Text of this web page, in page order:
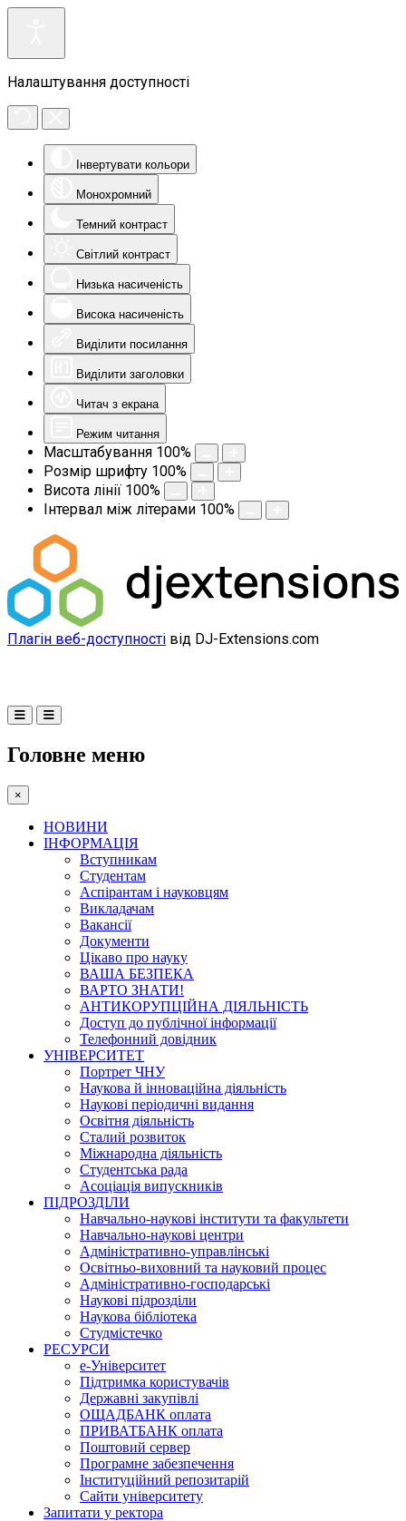
Налаштування доступності
Інвертувати кольори
Монохромний
Темний контраст
Світлий контраст
Низька насиченість
Висока насиченість
Виділити посилання
Виділити заголовки
Читач з екрана
Режим читання
Масштабування 100%
Розмір шрифту 100%
Висота лінії 100%
Інтервал між літерами 100%
Плагін веб-доступності від DJ-Extensions.com
Головне меню
×
НОВИНИ
ІНФОРМАЦІЯ
Вступникам
Студентам
Аспірантам і науковцям
Викладачам
Вакансії
Документи
Цікаво про науку
ВАША БЕЗПЕКА
ВАРТО ЗНАТИ!
АНТИКОРУПЦІЙНА ДІЯЛЬНІСТЬ
Доступ до публічної інформації
Телефонний довідник
УНІВЕРСИТЕТ
Портрет ЧНУ
Наукова й інноваційна діяльність
Наукові періодичні видання
Освітня діяльність
Сталий розвиток
Міжнародна діяльність
Студентська рада
Асоціація випускників
ПІДРОЗДІЛИ
Навчально-наукові інститути та факультети
Навчально-наукові центри
Адміністративно-управлінські
Освітньо-виховний та науковий процес
Адміністративно-господарські
Наукові підрозділи
Наукова бібліотека
Студмістечко
РЕСУРСИ
е-Університет
Підтримка користувачів
Державні закупівлі
ОЩАДБАНК оплата
ПРИВАТБАНК оплата
Поштовий сервер
Програмне забезпечення
Інституційний репозитарій
Сайти університету
Запитати у ректора